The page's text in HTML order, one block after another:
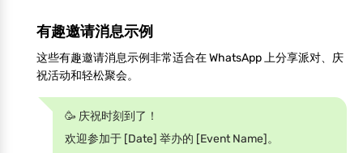
有趣邀请消息示例
这些有趣邀请消息示例非常适合在 WhatsApp 上分享派对、庆
祝活动和轻松聚会。
🥳 庆祝时刻到了！
欢迎参加于 [Date] 举办的 [Event Name]。